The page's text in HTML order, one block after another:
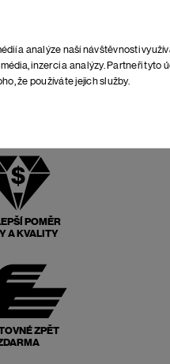
a analýze naší návštěvnosti
inzerci a analýzy. Partneři tyto
že používáte jejich služby.
POMĚR
A KVALITY
ZPĚT